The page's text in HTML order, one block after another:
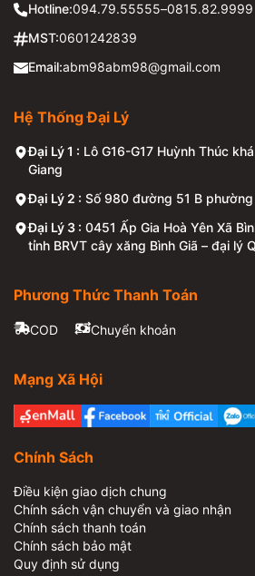
Hotline:094.79.55555–0815.82.9999
MST:0601242839
Email:abm98abm98@gmail.com
Hệ Thống Đại Lý
Đại Lý 1 : Lô G16-G17 Huỳnh Thúc
Giang
Đại Lý 2 : Số 980 đường 51 B phường
Đại Lý 3 : 0451 Ấp Gia Hoà Yên Xã
tỉnh BRVT cây xăng Bình Giã – đại lý
Phương Thức Thanh Toán
COD Chuyển khoản
Mạng Xã Hội
Chính Sách
Điều kiện giao dịch chung
Chính sách vận chuyển và giao nhận
Chính sách thanh toán
Chính sách bảo mật
Quy định sử dụng